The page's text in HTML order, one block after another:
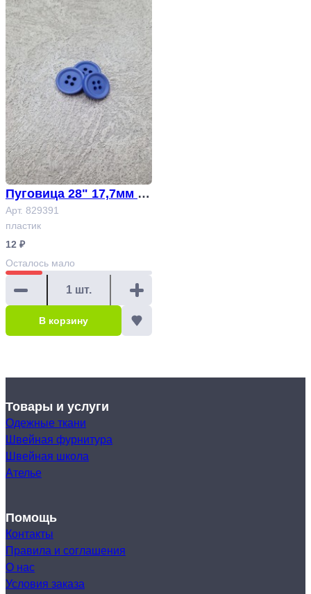
Пуговица 28" 17,7мм / г
олубой Арт. 829391
Арт. 829391
пластик
12 ₽
Осталось мало
В корзину
Товары и услуги
Одежные ткани
Швейная фурнитура
Швейная школа
Ателье
Помощь
Контакты
Правила и соглашения
О нас
Условия заказа